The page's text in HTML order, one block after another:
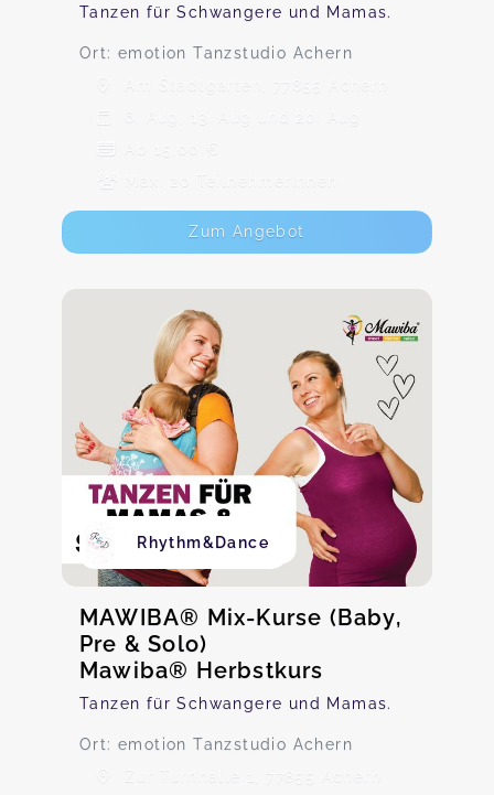
Tanzen für Schwangere und Mamas.
Ort: emotion Tanzstudio Achern
Am Stadtgarten, 77855 Achern
6. Aug, 13. Aug und 20. Aug
Ab 15,00 €
Max. 20 TeilnehmerInnen
Zum Angebot
Rhythm&Dance
MAWIBA® Mix-Kurse (Baby,
Pre & Solo)
Mawiba® Herbstkurs
Tanzen für Schwangere und Mamas.
Ort: emotion Tanzstudio Achern
Zur Turnhalle 1, 77855 Achern